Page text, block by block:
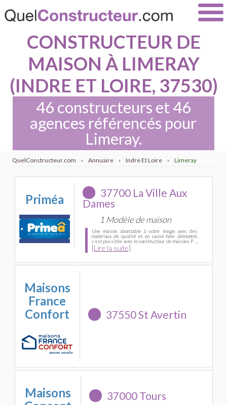
CONSTRUCTEUR DE
MAISON À LIMERAY
(INDRE ET LOIRE, 37530)
46 constructeurs et 46
agences référencés pour
Limeray.
QuelConstructeur.com › Annuaire › Indre Et Loire › Limeray
Priméa
37700 La Ville Aux
Dames
1 Modèle de maison
Une maison abordable à votre image avec des
matériaux de qualité et un savoir-faire démontré,
c'est possible avec le constructeur de maisons P ...
[Lire la suite]
Maisons
France
Confort
37550 St Avertin
Maisons
37000 Tours